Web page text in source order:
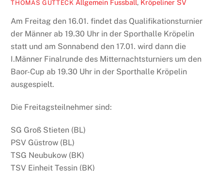
THOMAS GUTTECK Allgemein Fussball, Kröpeliner SV
Am Freitag den 16.01. findet das Qualifikationsturnier
der Männer ab 19.30 Uhr in der Sporthalle Kröpelin
statt und am Sonnabend den 17.01. wird dann die
I.Männer Finalrunde des Mitternachtsturniers um den
Baor-Cup ab 19.30 Uhr in der Sporthalle Kröpelin
ausgespielt.
Die Freitagsteilnehmer sind:
SG Groß Stieten (BL)
PSV Güstrow (BL)
TSG Neubukow (BK)
TSV Einheit Tessin (BK)